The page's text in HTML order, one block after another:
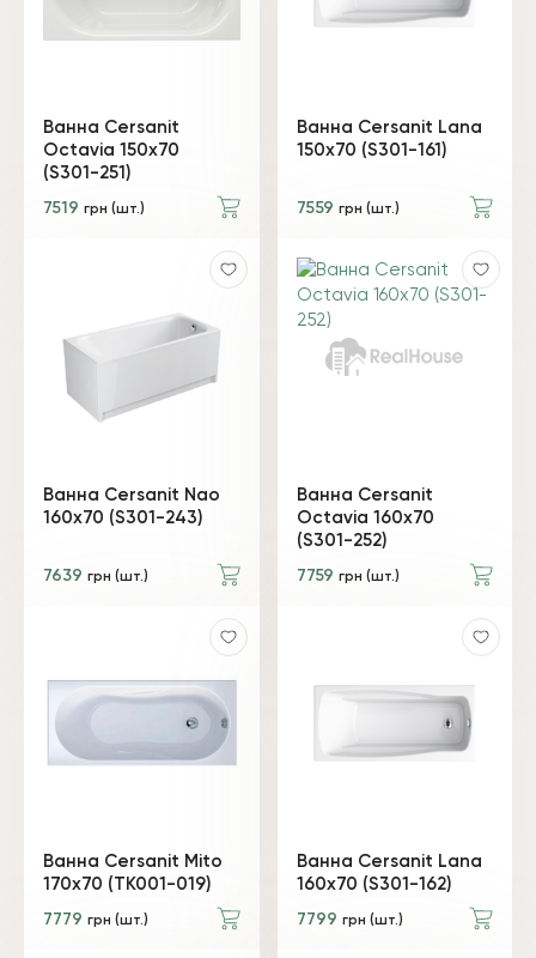
Ванна Cersanit
Octavia 150x70
(S301-251)
7519 грн (шт.)
Ванна Cersanit Lana
150х70 (S301-161)
7559 грн (шт.)
Ванна Cersanit Nao
160x70 (S301-243)
7639 грн (шт.)
Ванна Cersanit
Octavia 160x70
(S301-252)
7759 грн (шт.)
Ванна Cersanit Mito
170x70 (TK001-019)
7779 грн (шт.)
Ванна Cersanit Lana
160х70 (S301-162)
7799 грн (шт.)